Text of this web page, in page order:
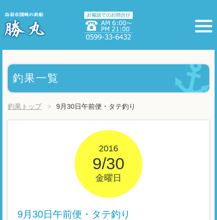
釣果一覧
釣果トップ 9月30日午前便・タテ釣り
2016
9/30
金曜日
9月30日午前便・タテ釣り